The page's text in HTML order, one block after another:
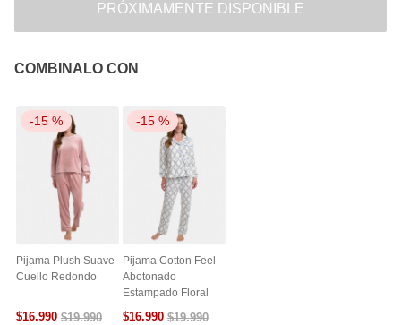
PRÓXIMAMENTE DISPONIBLE
COMBINALO CON
-15 %
Pijama Plush Suave
Cuello Redondo
$16.990 $19.990
-15 %
Pijama Cotton Feel
Abotonado
Estampado Floral
$16.990 $19.990